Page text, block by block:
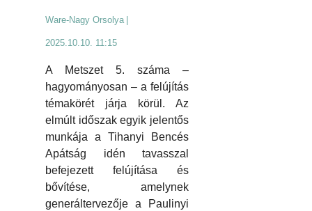
Ware-Nagy Orsolya
2025.10.10. 11:15
A Metszet 5. száma –
hagyományosan – a felújítás
témakörét járja körül. Az
elmúlt időszak egyik jelentős
munkája a Tihanyi Bencés
Apátság idén tavasszal
befejezett felújítása és
bővítése, amelynek
generáltervezője a Paulinyi